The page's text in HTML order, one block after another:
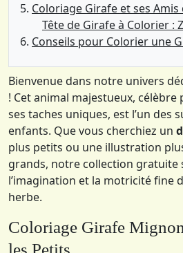
Coloriage Girafe et ses Amis
Tête de Girafe à Colorier :
Conseils pour Colorier une
Bienvenue dans notre univers
! Cet animal majestueux,
ses taches uniques, est l’un des
enfants. Que vous cherchiez un
plus petits ou une illustration
grands, notre collection gratuite
l’imagination et la motricité fine
herbe.
Coloriage Girafe
les Petits